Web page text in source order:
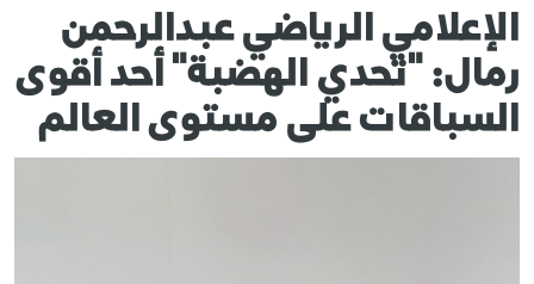
الإعلامي الرياضي عبدالرحمن
رمال: "تحدي الهضبة" أحد أقوى
السباقات على مستوى العالم